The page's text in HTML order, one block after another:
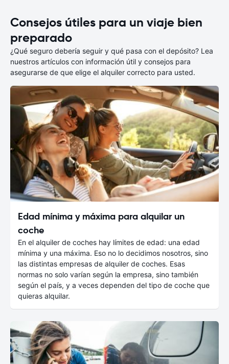
Consejos útiles para un viaje bien
preparado
¿Qué seguro debería seguir y qué pasa con el depósito? Lea
nuestros artículos con información útil y consejos para
asegurarse de que elige el alquiler correcto para usted.
Edad mínima y máxima para alquilar un
coche
En el alquiler de coches hay límites de edad: una edad
mínima y una máxima. Eso no lo decidimos nosotros, sino
las distintas empresas de alquiler de coches. Esas
normas no solo varían según la empresa, sino también
según el país, y a veces dependen del tipo de coche que
quieras alquilar.